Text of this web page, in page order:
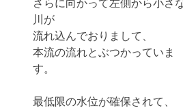
川が
流れ込んでおりまして、
本流の流れとぶつかっていま
す。
最低限の水位が確保されて、